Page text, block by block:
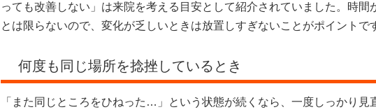
っても改善しない」は来院を考える目安として紹介されていました。時間
とは限らないので、変化が乏しいときは放置しすぎないことがポイントで
何度も同じ場所を捻挫しているとき
「また同じところをひねった…」という状態が続くなら、一度しっかり見